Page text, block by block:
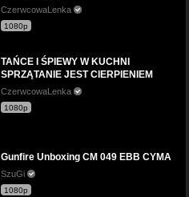
CzerwcowaLenka
1080p
TAŃCE I ŚPIEWY W KUCHNI
SPRZĄTANIE JEST CIERPIENIEM
CzerwcowaLenka
1080p
Gunfire Unboxing CM 049 EBB CYMA
SzuGi
1080p